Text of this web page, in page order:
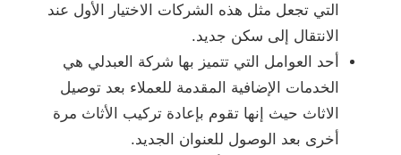
التي تجعل مثل هذه الشركات الاختيار الأول عند
الانتقال إلى سكن جديد.
أحد العوامل التي تتميز بها شركة العبدلي هي
الخدمات الإضافية المقدمة للعملاء بعد توصيل
الاثاث حيث إنها تقوم بإعادة تركيب الأثاث مرة
أخرى بعد الوصول للعنوان الجديد.